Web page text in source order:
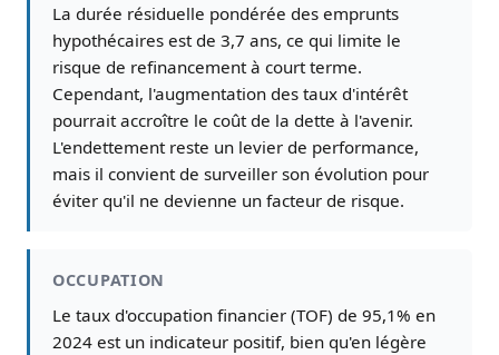
La durée résiduelle pondérée des emprunts
hypothécaires est de 3,7 ans, ce qui limite le
risque de refinancement à court terme.
Cependant, l'augmentation des taux d'intérêt
pourrait accroître le coût de la dette à l'avenir.
L'endettement reste un levier de performance,
mais il convient de surveiller son évolution pour
éviter qu'il ne devienne un facteur de risque.
OCCUPATION
Le taux d'occupation financier (TOF) de 95,1% en
2024 est un indicateur positif, bien qu'en légère